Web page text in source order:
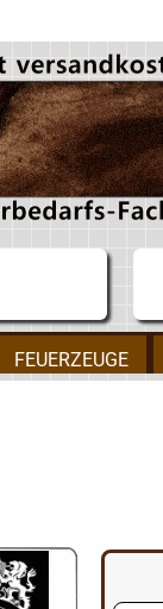
E-Mail
Passwort
Konto erstellen
Passwort
FEUERZEUGE